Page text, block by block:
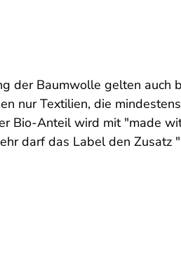
der Baumwolle gelten auch
nur Textilien, die
Bio-Anteil wird mit "made
darf das Label den Zusatz